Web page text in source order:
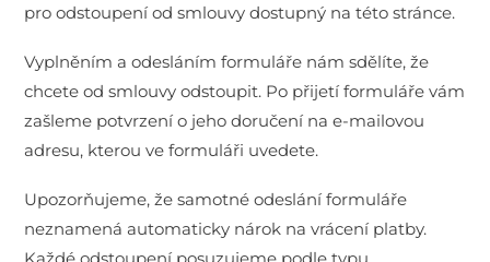
pro odstoupení od smlouvy dostupný na této stránce.
Vyplněním a odesláním formuláře nám sdělíte, že
chcete od smlouvy odstoupit. Po přijetí formuláře vám
zašleme potvrzení o jeho doručení na e-mailovou
adresu, kterou ve formuláři uvedete.
Upozorňujeme, že samotné odeslání formuláře
neznamená automaticky nárok na vrácení platby.
Každé odstoupení posuzujeme podle typu